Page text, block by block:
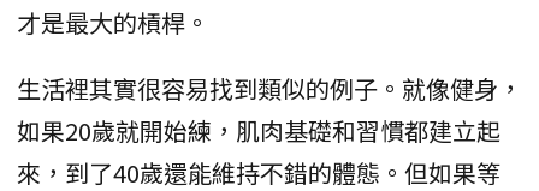
才是最大的槓桿。
生活裡其實很容易找到類似的例子。就像健身，
如果20歲就開始練，肌肉基礎和習慣都建立起
來，到了40歲還能維持不錯的體態。但如果等